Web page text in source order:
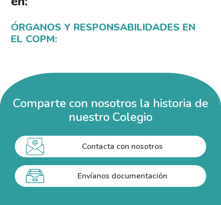
ÓRGANOS Y RESPONSABILIDADES EN
EL COPM:
Comparte con nosotros la historia de
nuestro Colegio
Contacta con nosotros
Envíanos documentación